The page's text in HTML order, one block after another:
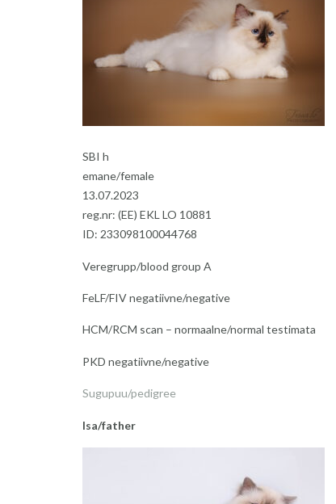
SBI h
emane/female
13.07.2023
reg.nr: (EE) EKL LO 10881
ID: 233098100044768
Veregrupp/blood group A
FeLF/FIV negatiivne/negative
HCM/RCM scan – normaalne/normal testimata
PKD negatiivne/negative
Sugupuu/pedigree
Isa/father